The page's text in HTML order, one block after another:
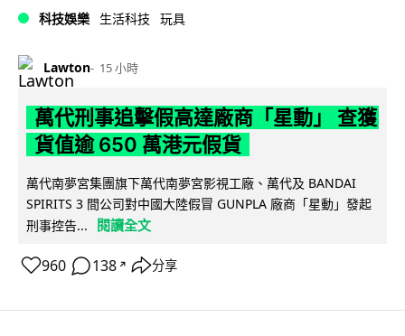
科技娛樂 生活科技 玩具
Lawton 15 小時
萬代刑事追擊假高達廠商「星動」 查獲
貨值逾 650 萬港元假貨
萬代南夢宮集團旗下萬代南夢宮影視工廠、萬代及 BANDAI
SPIRITS 3 間公司對中國大陸假冒 GUNPLA 廠商「星動」發起
刑事控告...
閱讀全文
960 138 ↗ 分享